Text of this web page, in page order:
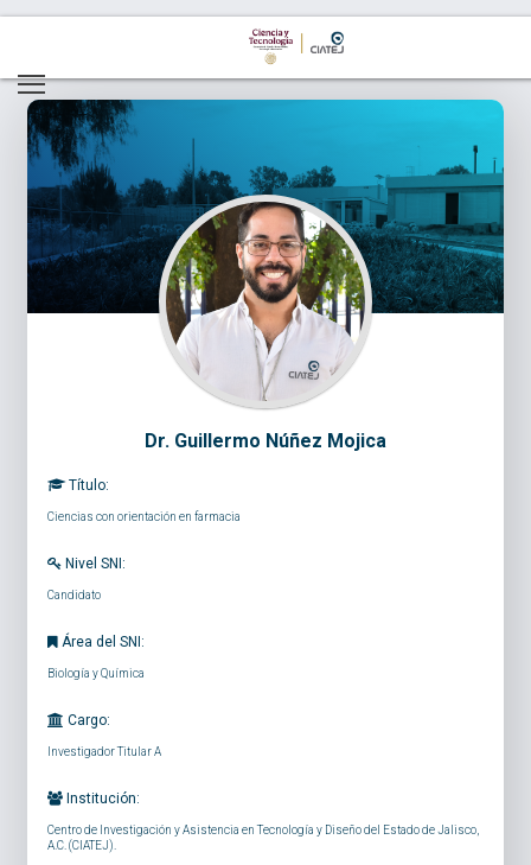
Dr. Guillermo Núñez Mojica
Título:
Ciencias con orientación en farmacia
Nivel SNI:
Candidato
Área del SNI:
Biología y Química
Cargo:
Investigador Titular A
Institución:
Centro de Investigación y Asistencia en Tecnología y Diseño del Estado de Jalisco,
A.C. (CIATEJ).